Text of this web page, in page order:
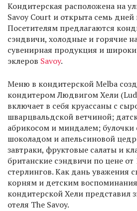
Кондитерская расположена на
Savoy Court и открыта семь
Посетителям предлагаются
сэндвичи, холодные и горячие
сувенирная продукция и
эклеров Savoy.
Меню в кондитерской Melba
кондитером Людвигом Хели
включает в себя круасcаны с
шварцвальдской ветчиной;
абрикосом и миндалем;
шоколадом и апельсиновой
завтраки, фруктовые салаты и
британские сэндвичи по цене
стерлингов. Как дань уважения
корням и детским
кондитерской Хели представил
отеля The Savoy.